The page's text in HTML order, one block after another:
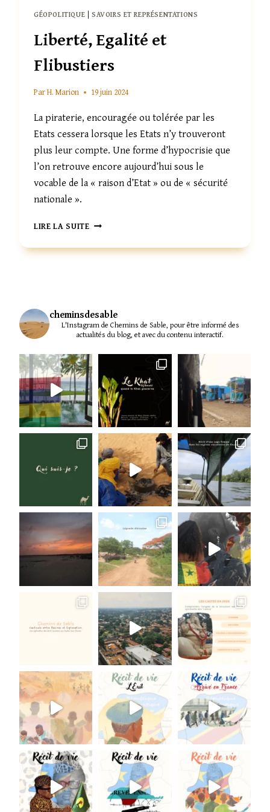
GÉOPOLITIQUE | SAVOIRS ET REPRÉSENTATIONS
Liberté, Egalité et
Flibustiers
ParH. Marion 19 juin 2024
La piraterie, encouragée ou tolérée par les
Etats cessera lorsque les Etats n’y trouveront
plus leur compte. Une forme d’hypocrisie que
l’on retrouve encore aujourd’hui sous le
vocable de la « raison d’Etat » ou de « sécurité
nationale ».
LIRE LA SUITELIBERTÉ,
ET
cheminsdesable
L'Instagram de Chemins de Sable, pour être informé des
actualités du blog, et avec du contenu interactif.